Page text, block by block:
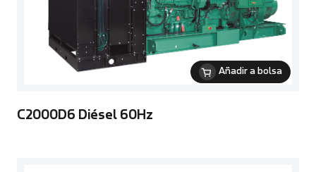
Añadir a bolsa
C2000D6 Diésel 60Hz